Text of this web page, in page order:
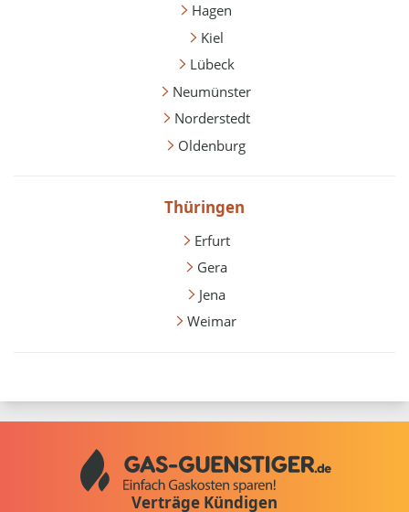
Hagen
Kiel
Lübeck
Neumünster
Norderstedt
Oldenburg
Thüringen
Erfurt
Gera
Jena
Weimar
Verträge Kündigen